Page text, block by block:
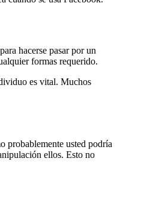
hacerse pasar por un
formas requerido.
es vital. Muchos
probablemente usted podría
ellos. Esto no